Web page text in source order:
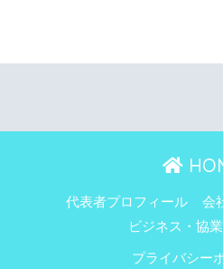
代表者プロフィール 会
ビジネス・協
プライバシー